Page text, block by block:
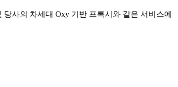
당사의 차세대 Oxy 기반 프록시와 같은 서비스에